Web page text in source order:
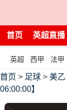
首页 英超直播
英超 西甲 法甲
首页 > 足球 > 美乙
06:00:00】